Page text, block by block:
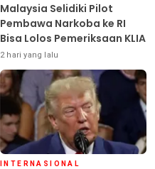
Malaysia Selidiki Pilot
Pembawa Narkoba ke RI
Bisa Lolos Pemeriksaan KLIA
2 hari yang lalu
INTERNASIONAL